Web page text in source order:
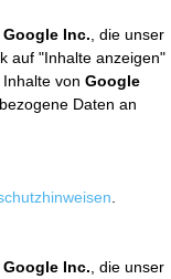
Google Inc. , die unser
auf "Inhalte anzeigen"
von Google
Daten an
Google Inc. , die unser